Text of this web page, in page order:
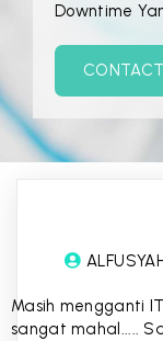
Downtime
Masih mengganti
sangat mahal.....